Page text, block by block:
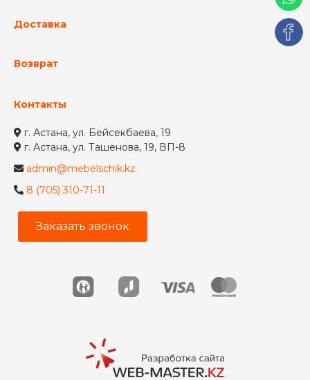
Доставка
Возврат
Контакты
г. Астана, ул. Бейсекбаева, 19
г. Астана, ул. Ташенова, 19, ВП-8
admin@mebelschik.kz
8 (705) 310-71-11
Заказать звонок